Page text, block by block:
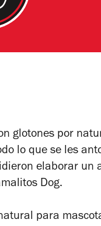
glotones por
lo que se les
elaborar un
Dog.
para